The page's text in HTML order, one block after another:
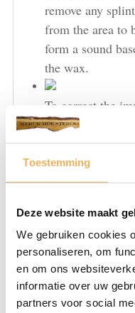
Toestemming
Deze website maakt
We gebruiken cookies
personaliseren, om
en om ons
informatie over uw
partners voor social
remove any
from the area to
form a sound
the wax.
To correct the
with the product.
press the
the aid of a
off. In case of
applying over
Once finished
wood of grease
wool”000″ or